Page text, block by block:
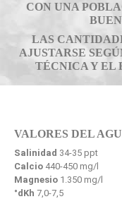
CON UNA
LAS
AJUSTARSE
TÉCNICA Y EL
VALORES DEL
Salinidad 34-35 ppt
Calcio 440-450 mg/l
Magnesio 1.350 mg/l
°dKh 7,0-7,5